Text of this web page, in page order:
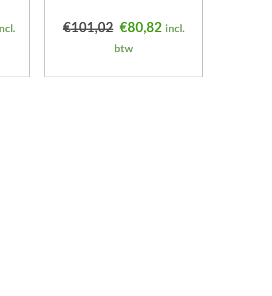
prijs was: €218,15.
prijs is: €174,52.
€101,02 Oorspronkelijke prijs
€80,82Huidige prijs is:
incl.
btw